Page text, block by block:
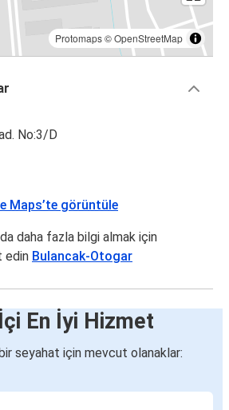
Protomaps©OpenStreetMap
No:3/D
Maps’te görüntüle
daha fazla bilgi almak için
edin Bulancak-Otogar
En İyi Hizmet
seyahat için mevcut olanaklar: